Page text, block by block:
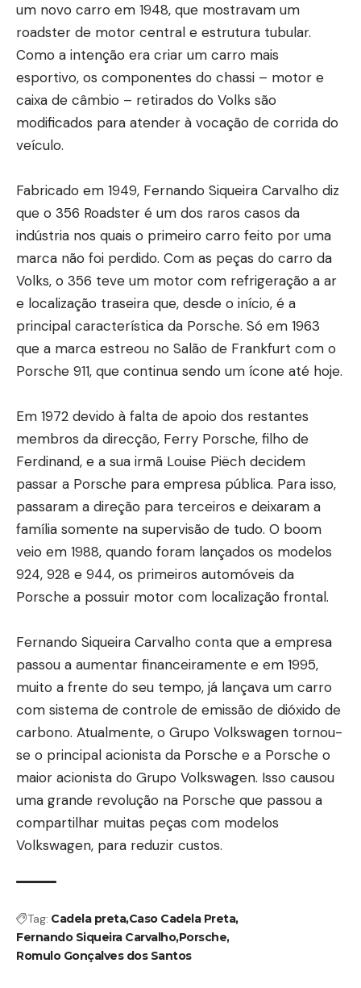
um novo carro em 1948, que mostravam um
roadster de motor central e estrutura tubular.
Como a intenção era criar um carro mais
esportivo, os componentes do chassi – motor e
caixa de câmbio – retirados do Volks são
modificados para atender à vocação de corrida do
veículo.
Fabricado em 1949, Fernando Siqueira Carvalho diz
que o 356 Roadster é um dos raros casos da
indústria nos quais o primeiro carro feito por uma
marca não foi perdido. Com as peças do carro da
Volks, o 356 teve um motor com refrigeração a ar
e localização traseira que, desde o início, é a
principal característica da Porsche. Só em 1963
que a marca estreou no Salão de Frankfurt com o
Porsche 911, que continua sendo um ícone até hoje.
Em 1972 devido à falta de apoio dos restantes
membros da direcção, Ferry Porsche, filho de
Ferdinand, e a sua irmã Louise Piëch decidem
passar a Porsche para empresa pública. Para isso,
passaram a direção para terceiros e deixaram a
família somente na supervisão de tudo. O boom
veio em 1988, quando foram lançados os modelos
924, 928 e 944, os primeiros automóveis da
Porsche a possuir motor com localização frontal.
Fernando Siqueira Carvalho conta que a empresa
passou a aumentar financeiramente e em 1995,
muito a frente do seu tempo, já lançava um carro
com sistema de controle de emissão de dióxido de
carbono. Atualmente, o Grupo Volkswagen tornou-
se o principal acionista da Porsche e a Porsche o
maior acionista do Grupo Volkswagen. Isso causou
uma grande revolução na Porsche que passou a
compartilhar muitas peças com modelos
Volkswagen, para reduzir custos.
Tag: Cadela pretaCaso Cadela Preta
Fernando Siqueira CarvalhoPorsche
Romulo Gonçalves dos Santos